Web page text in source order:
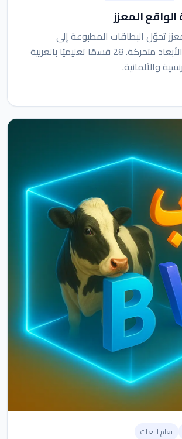
المعزز
تحوّل البطاقات المطبوعة إلى
مجسمات ثلاثية الأبعاد متحركة. 28 قسمًا تعليميًا بالعربية
والألمانية.
تعلم اللغات